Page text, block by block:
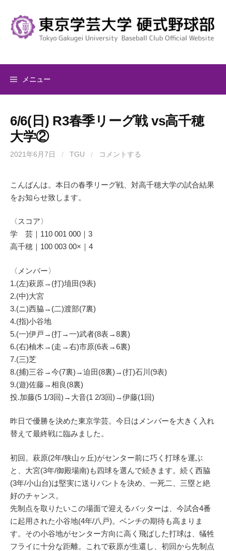
キ
メニュー
6/6(日) R3春季リーグ戦 vs高千穂
大学②
2021年6月7日 / TGU / コメントする
こんばんは。本日の春季リーグ戦、対高千穂大学の試合結果
をお知らせ致します。
〈スコア〉
学 芸｜110 001 000｜3
高千穂｜100 003 00×｜4
〈メンバー〉
1.(左)萩原→(打)埴田(9表)
2.(中)大宮
3.(ニ)西脇→(二)渡部(7裏)
4.(指)小谷地
5.(一)伊戸→(打→一)武者(8表→8裏)
6.(右)柚木→(走→右)市原(6表→6裏)
7.(三)芝
8.(捕)三谷→今(7裏)→迫田(8裏)→(打)石川(9表)
9.(遊)佐藤→相良(8裏)
投.加藤(5 1/3回)→大音(1 2/3回)→伊藤(1回)
昨日で優勝を決めた東京学芸。今日はメンバーを大きく入れ
替えて最終戦に臨みました。
初回。萩原(2年/狭山ヶ丘)がセンター前に巧く打球を運ぶ
と、大宮(3年/御殿場南)も四球を選んで続きます。続く西脇
(3年/小山台)は堅実に送りバントを決め、一死二、三塁と絶
好のチャンス。
先制点を取りたいこの場面で迎えるバッターは、今試合4番
に起用された小谷地(4年/八戸)。ベンチの期待も高まりま
す。その小谷地がセンター方向に高く飛ばした打球は、犠牲
フライに十分な距離。これで萩原が生還し、初回から先制点